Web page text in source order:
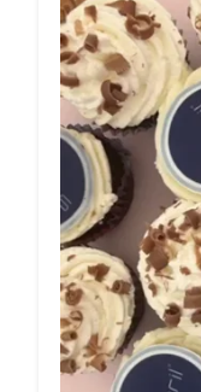
Takové chvíle
nevzniká jen
lidech,
Ve vlně je
#Sapril